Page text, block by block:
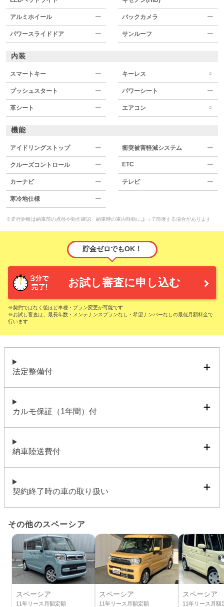
アルミホイール ー バックカメラ ー
パワースライドドア ー サンルーフ ー
内装
スマートキー ー キーレス ○
プッシュスタート ー パワーシート ー
革シート ー エアコン ○
機能
アイドリングストップ ー 衝突被害軽減システム ー
クルーズコントロール ー ETC ー
カーナビ ー テレビ ー
寒冷地仕様 ー
※走行距離は納車前の点検や動作確認、納車時の車両移動によって前後する場合があります
貯金ゼロでもOK！
お試し審査に申し込む
※契約ではなく後ほど車種・プラン変更が可能です
※お試し審査は、最長年数・メンテナンスプランなし・希望ナンバーなしの最低月額料金で
行います
法定整備付
カルモ保証（1年間）付
納車陸送費付
契約終了時の車の取り扱い
その他のスペーシア
スペーシア
11年リース月額定額
スペーシア
11年リース月額定額
スペーシア
11年リース月額